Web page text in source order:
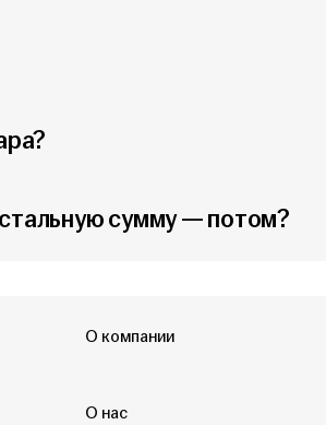
сумму — потом?
О компании
О нас